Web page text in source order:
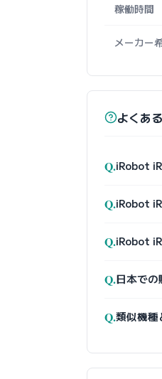
稼働時間
メーカー
よくあ
Q.iRobot
Q.iRobot
Q.iRobot
Q.日本での
Q.類似機種